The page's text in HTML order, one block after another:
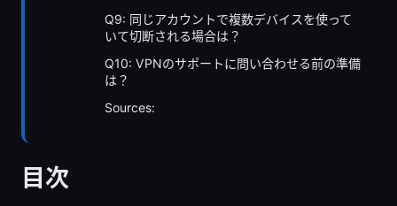
Q9: 同じアカウントで複数デバイスを使って
いて切断される場合は？
Q10: VPNのサポートに問い合わせる前の準備
は？
Sources:
目次